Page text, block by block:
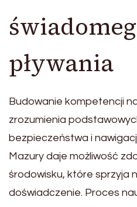
pływania
Budowanie kompetencji
zrozumienia
bezpieczeństwa i
Mazury daje możliwość
środowisku, które sprzyja
doświadczenie. Proces